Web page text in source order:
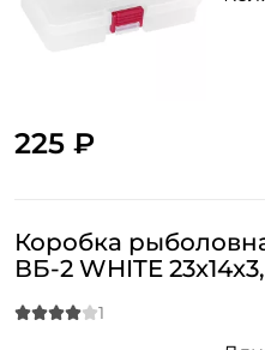
225 ₽
Коробка
ВБ-2 WHITE